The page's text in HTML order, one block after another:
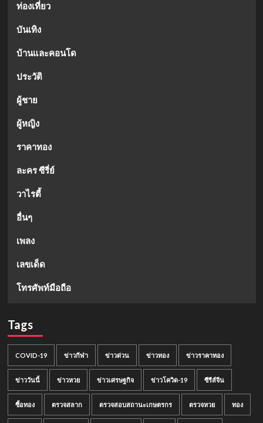
ท่องเที่ยว
บันเทิง
บ้านและคอนโด
ประวัติ
ผู้ชาย
ผู้หญิง
ราคาทอง
ละคร ซีรี่ย์
วาไรตี้
อื่นๆ
เพลง
เลขเด็ด
โทรศัพท์มือถือ
Tags
COVID-19 ข่าวกีฬา ข่าวด่วน ข่าวทอง ข่าวราคาทอง
ข่าววันนี้ ข่าวหวย ข่าวเศรษฐกิจ ข่าวโควิด-19 ซีรีส์จีน
ซื้อทอง ตรวจสลาก ตรวจสอบสถานะเกษตรกร ตรวจหวย ทอง